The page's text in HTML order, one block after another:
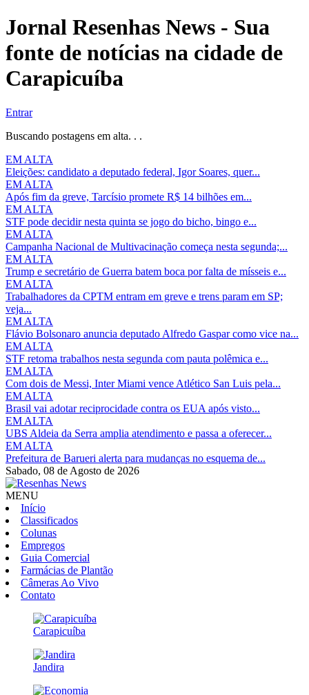
Jornal Resenhas News - Sua
fonte de notícias na cidade de
Carapicuíba
Entrar
Buscando postagens em alta. . .
EM ALTA
Eleições: candidato a deputado federal, Igor Soares, quer...
EM ALTA
Após fim da greve, Tarcísio promete R$ 14 bilhões em...
EM ALTA
STF pode decidir nesta quinta se jogo do bicho, bingo e...
EM ALTA
Campanha Nacional de Multivacinação começa nesta segunda;...
EM ALTA
Trump e secretário de Guerra batem boca por falta de mísseis e...
EM ALTA
Trabalhadores da CPTM entram em greve e trens param em SP;
veja...
EM ALTA
Flávio Bolsonaro anuncia deputado Alfredo Gaspar como vice na...
EM ALTA
STF retoma trabalhos nesta segunda com pauta polêmica e...
EM ALTA
Com dois de Messi, Inter Miami vence Atlético San Luis pela...
EM ALTA
Brasil vai adotar reciprocidade contra os EUA após visto...
EM ALTA
UBS Aldeia da Serra amplia atendimento e passa a oferecer...
EM ALTA
Prefeitura de Barueri alerta para mudanças no esquema de...
Sabado, 08 de Agosto de 2026
MENU
Início
Classificados
Colunas
Empregos
Guia Comercial
Farmácias de Plantão
Câmeras Ao Vivo
Contato
Carapicuíba
Jandira